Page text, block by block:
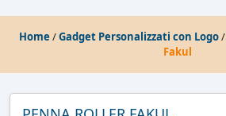
Home /Gadget Personalizzati con Logo/
Fakul